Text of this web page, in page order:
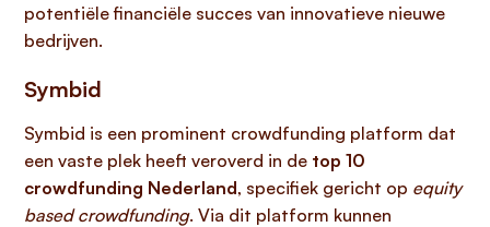
potentiële financiële succes van innovatieve nieuwe
bedrijven.
Symbid
Symbid is een prominent crowdfunding platform dat
een vaste plek heeft veroverd in de top 10
crowdfunding Nederland, specifiek gericht op equity
based crowdfunding. Via dit platform kunnen